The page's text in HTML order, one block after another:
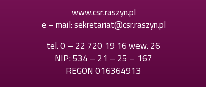
karcie
w
nowej
karcie
www.csr.raszyn.pl
e – mail:sekretariat@csr.raszyn.pl
tel.0 – 22 720 19 16 wew. 26
NIP: 534 – 21 – 25 – 167
REGON 016364913